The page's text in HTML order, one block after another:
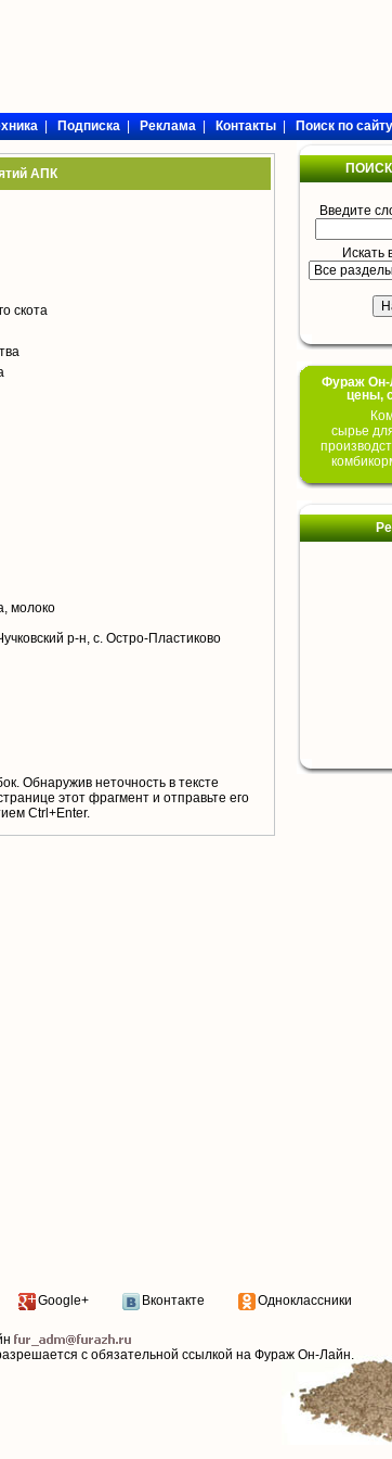
|Подписка|Реклама|Контакты|Поиск по сайту
АПК
скота
молоко
р-н, с. Остро-Пластиково
Обнаружив неточность в тексте
этот фрагмент и отправьте его
Ctrl+Enter.
Введите
Искать
Фураж Он-
цены,
сырье
Google+ Вконтакте Одноклассники
с обязательной ссылкой на Фураж Он-Лайн.